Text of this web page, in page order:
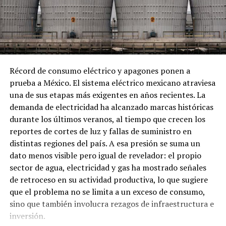
Los hallazgos ocurren en medio de la campaña de las
autoridades federales contra el huachicol, tanto en su
modalidad tradicional como en la variante fiscal.
Tamaulipas se ha convertido en un centro estratégico
para las redes de contrabando de combustibles debido a
su ubicación fronteriza con Estados Unidos.
El huachicol fiscal, como se ha documentado, consiste
en ingresar grandes volúmenes de gasolina o diésel sin
el pago de impuestos correspondientes. Este esquema
opera con la presunta complicidad de autoridades
aduaneras que facilitan el paso de mercancía con
documentación engañosa en diversos puntos de
Tamaulipas.
La titular de la FGR, Ernestina Godoy, ha señalado que el
combustible ilegal que ingresa desde Estados Unidos a
través de la frontera de Tamaulipas tiene como destino
principal los estados de Coahuila, Durango y Zacatecas.
Récord de consumo eléctrico y apagones ponen a
prueba a México. El sistema eléctrico mexicano atraviesa
una de sus etapas más exigentes en años recientes. La
demanda de electricidad ha alcanzado marcas históricas
durante los últimos veranos, al tiempo que crecen los
reportes de cortes de luz y fallas de suministro en
distintas regiones del país. A esa presión se suma un
dato menos visible pero igual de revelador: el propio
sector de agua, electricidad y gas ha mostrado señales
de retroceso en su actividad productiva, lo que sugiere
que el problema no se limita a un exceso de consumo,
sino que también involucra rezagos de infraestructura e
inversión.